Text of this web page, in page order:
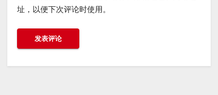
址，以便下次评论时使用。